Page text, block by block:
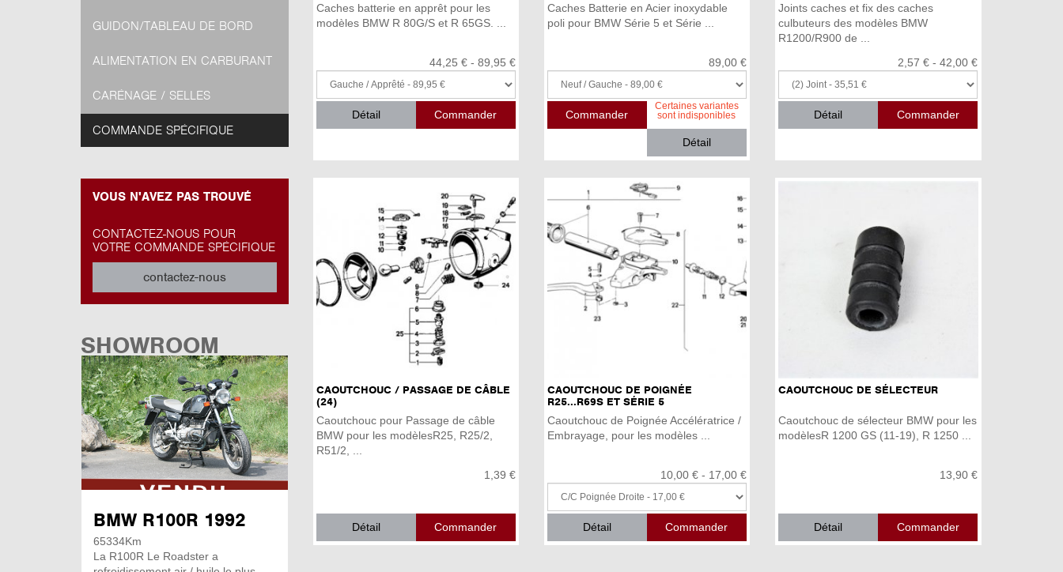
Caches batterie en apprêt pour les
modèles BMW R 80G/S et R 65GS. ...
44,25 € - 89,95 €
Détail
Caches Batterie en Acier inoxydable
poli pour BMW Série 5 et Série ...
89,00 €
Certaines variantes
sont indisponibles
Détail
Joints caches et fix des caches
culbuteurs des modèles BMW
R1200/R900 de ...
2,57 € - 42,00 €
Détail
CAOUTCHOUC / PASSAGE DE CÂBLE
(24)
Caoutchouc pour Passage de câble
BMW pour les modèlesR25, R25/2,
R51/2, ...
1,39 €
Détail
CAOUTCHOUC DE POIGNÉE
R25...R69S ET SÉRIE 5
Caoutchouc de Poignée Accélératrice /
Embrayage, pour les modèles ...
10,00 € - 17,00 €
Détail
CAOUTCHOUC DE SÉLECTEUR
Caoutchouc de sélecteur BMW pour les
modèlesR 1200 GS (11-19), R 1250 ...
13,90 €
Détail
GUIDON/TABLEAU DE BORD
ALIMENTATION EN CARBURANT
CARÉNAGE / SELLES
COMMANDE SPÉCIFIQUE
VOUS N'AVEZ PAS TROUVÉ
CONTACTEZ-NOUS POUR
VOTRE COMMANDE SPÉCIFIQUE
contactez-nous
SHOWROOM
BMW R100R 1992
65334Km
La R100R Le Roadster a